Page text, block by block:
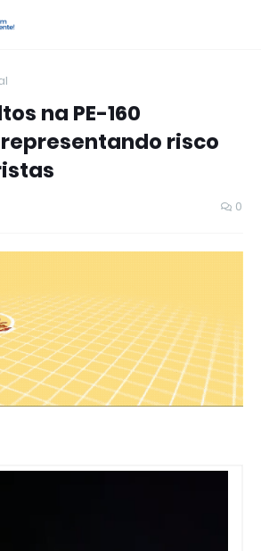
na PE-160
risco
0